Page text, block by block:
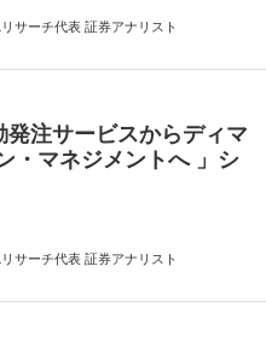
サーチ代表 証券アナリスト
発注サービスからディマ
・マネジメントへ 」シ
サーチ代表 証券アナリスト